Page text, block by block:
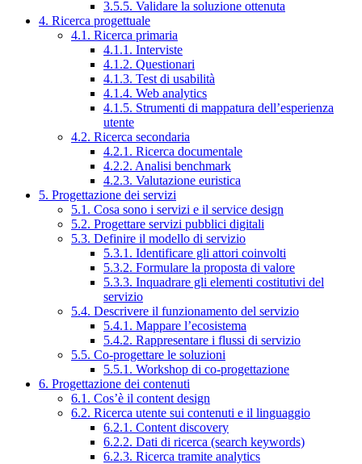
3.5.5. Validare la soluzione ottenuta
4. Ricerca progettuale
4.1. Ricerca primaria
4.1.1. Interviste
4.1.2. Questionari
4.1.3. Test di usabilità
4.1.4. Web analytics
4.1.5. Strumenti di mappatura dell’esperienza
utente
4.2. Ricerca secondaria
4.2.1. Ricerca documentale
4.2.2. Analisi benchmark
4.2.3. Valutazione euristica
5. Progettazione dei servizi
5.1. Cosa sono i servizi e il service design
5.2. Progettare servizi pubblici digitali
5.3. Definire il modello di servizio
5.3.1. Identificare gli attori coinvolti
5.3.2. Formulare la proposta di valore
5.3.3. Inquadrare gli elementi costitutivi del
servizio
5.4. Descrivere il funzionamento del servizio
5.4.1. Mappare l’ecosistema
5.4.2. Rappresentare i flussi di servizio
5.5. Co-progettare le soluzioni
5.5.1. Workshop di co-progettazione
6. Progettazione dei contenuti
6.1. Cos’è il content design
6.2. Ricerca utente sui contenuti e il linguaggio
6.2.1. Content discovery
6.2.2. Dati di ricerca (search keywords)
6.2.3. Ricerca tramite analytics